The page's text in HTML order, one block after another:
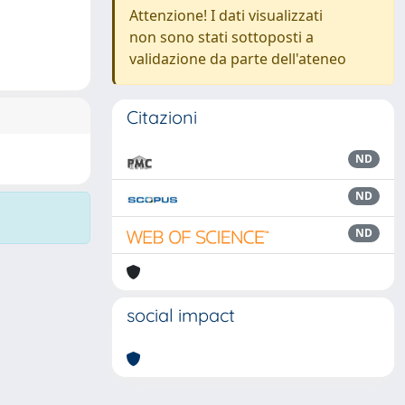
Attenzione! I dati visualizzati
non sono stati sottoposti a
validazione da parte dell'ateneo
Citazioni
ND
ND
ND
social impact